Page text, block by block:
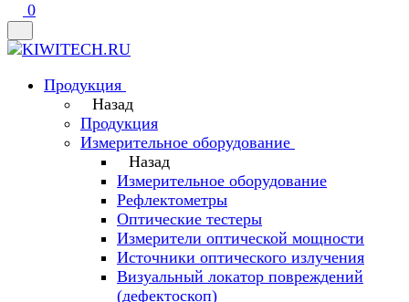
0
Продукция
Назад
Продукция
Измерительное оборудование
Назад
Измерительное оборудование
Рефлектометры
Оптические тестеры
Измерители оптической мощности
Источники оптического излучения
Визуальный локатор повреждений
(дефектоскоп)